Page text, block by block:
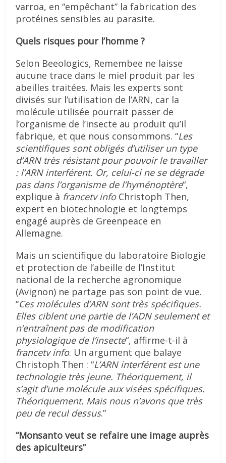
varroa, en “empêchant” la fabrication des
protéines sensibles au parasite.
Quels risques pour l’homme ?
Selon Beeologics, Remembee ne laisse
aucune trace dans le miel produit par les
abeilles traitées. Mais les experts sont
divisés sur l’utilisation de l’ARN, car la
molécule utilisée pourrait passer de
l’organisme de l’insecte au produit qu’il
fabrique, et que nous consommons. “Les
scientifiques sont obligés d’utiliser un type
d’ARN très résistant pour pouvoir le travailler
: l’ARN interférent. Or, celui-ci ne se dégrade
pas dans l’organisme de l’hyménoptère“,
explique à francetv info Christoph Then,
expert en biotechnologie et longtemps
engagé auprès de Greenpeace en
Allemagne.
Mais un scientifique du laboratoire Biologie
et protection de l’abeille de l’Institut
national de la recherche agronomique
(Avignon) ne partage pas son point de vue.
“Ces molécules d’ARN sont très spécifiques.
Elles ciblent une partie de l’ADN seulement et
n’entraînent pas de modification
physiologique de l’insecte“, affirme-t-il à
francetv info. Un argument que balaye
Christoph Then : “L’ARN interférent est une
technologie très jeune. Théoriquement, il
s’agit d’une molécule aux visées spécifiques.
Théoriquement. Mais nous n’avons que très
peu de recul dessus.”
“Monsanto veut se refaire une image auprès
des apiculteurs”